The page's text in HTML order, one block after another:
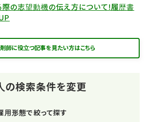
際の志望動機の伝え方について!履歴書
剤師に役立つ記事を見たい方はこちら
の検索条件を変更
用形態で絞って探す